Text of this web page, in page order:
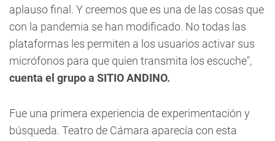
aplauso final. Y creemos que es una de las cosas que
con la pandemia se han modificado. No todas las
plataformas les permiten a los usuarios activar sus
micrófonos para que quien transmita los escuche",
cuenta el grupo a SITIO ANDINO.
Fue una primera experiencia de experimentación y
búsqueda. Teatro de Cámara aparecía con esta